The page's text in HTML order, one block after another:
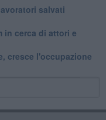
salvati
in cerca di attori e
cresce l'occupazione